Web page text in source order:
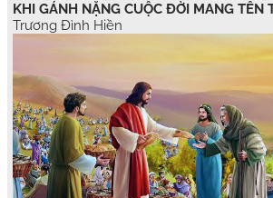
KHI GÁNH NẶNG CUỘC ĐỜI MANG TÊN
Trương Đình Hiền